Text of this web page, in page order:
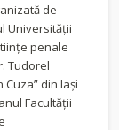
de
Universității
penale
Tudorel
Cuza” din Iași
Facultății